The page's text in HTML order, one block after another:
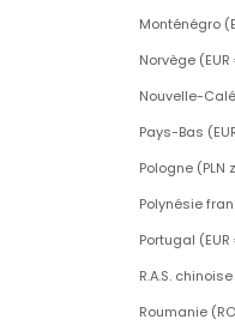
Monténégro
Norvège
Nouvelle-
Pays-Bas
Pologne (PLN
Polynésie
Portugal
R.A.S.
Roumanie